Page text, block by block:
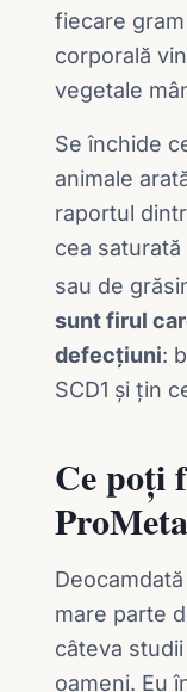
fiecare
corporală
vegetale
Se închide
animale
raportul
cea
sau de
sunt firul
defecțiuni:
SCD1 și țin
Ce poți
mare parte
câteva
oameni. Eu